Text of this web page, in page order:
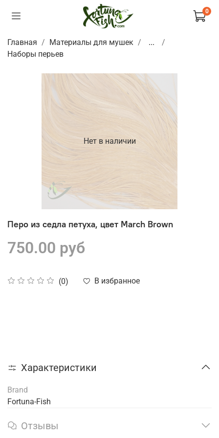
0
Главная Материалы для мушек
...
Наборы перьев
Нет в наличии
Перо из седла петуха, цвет March Brown
(0) В избранное
750.00 руб
Характеристики
Brand
Fortuna-Fish
Отзывы